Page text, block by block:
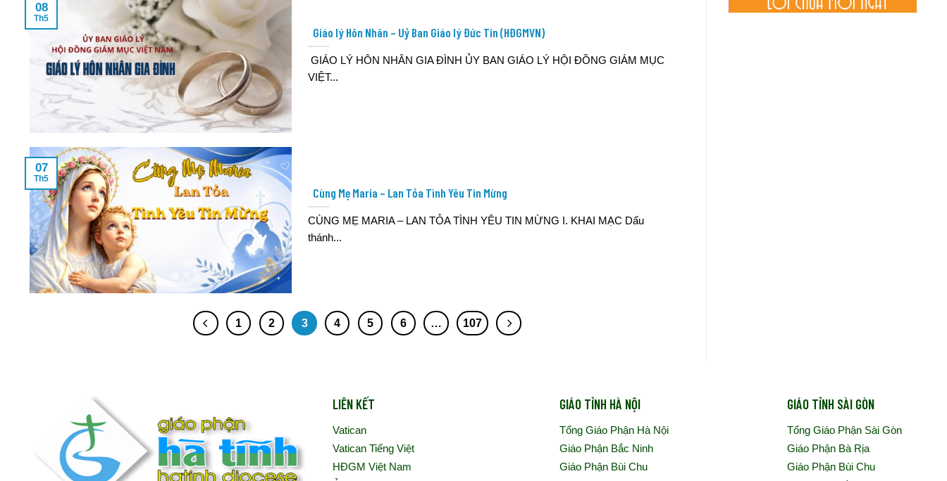
Giáo lý Hôn Nhân – Uỷ Ban Giáo lý Đức Tin (HĐGMVN)
GIÁO LÝ HÔN NHÂN GIA ĐÌNH ỦY BAN GIÁO LÝ HỘI ĐỒNG GIÁM MỤC
VIỆT...
08
Th5
Cùng Mẹ Maria – Lan Tỏa Tình Yêu Tin Mừng
CÙNG MẸ MARIA – LAN TỎA TÌNH YÊU TIN MỪNG I. KHAI MẠC Dấu
thánh...
07
Th5
1 2 3 4 5 6 … 107
LIÊN KẾT
Vatican
Vatican Tiếng Việt
HĐGM Việt Nam
GIÁO TỈNH HÀ NỘI
Tổng Giáo Phận Hà Nội
Giáo Phận Bắc Ninh
Giáo Phận Bùi Chu
GIÁO TỈNH SÀI GÒN
Tổng Giáo Phận Sài Gòn
Giáo Phận Bà Rịa
Giáo Phận Bùi Chu